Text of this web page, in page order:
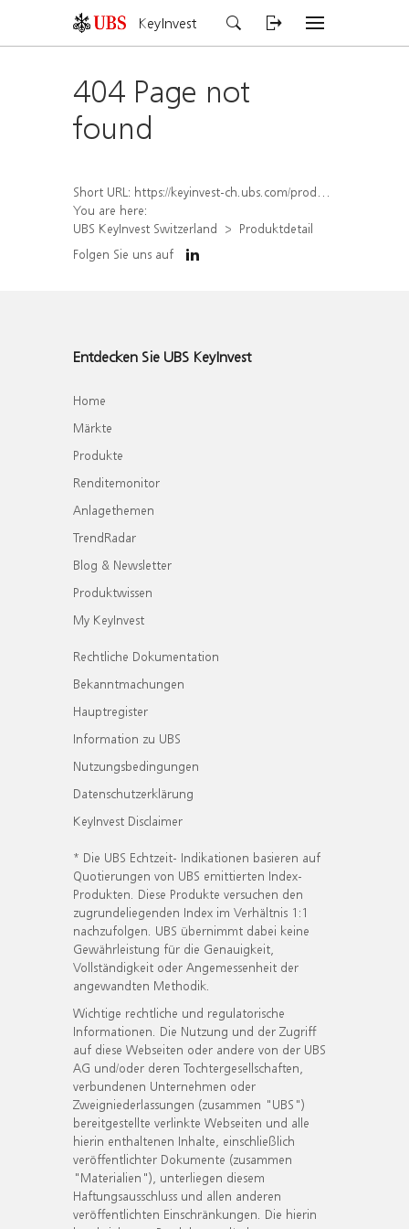
KeyInvest
404 Page not
found
Short URL: https://keyinvest-ch.ubs.com/produkt/detail/index/isin/CH1574370412
You are here:
UBS KeyInvest Switzerland
Produktdetail
Folgen Sie uns auf
Entdecken Sie UBS KeyInvest
Home
Märkte
Produkte
Renditemonitor
Anlagethemen
TrendRadar
Blog & Newsletter
Produktwissen
My KeyInvest
Rechtliche Dokumentation
Bekanntmachungen
Hauptregister
Information zu UBS
Nutzungsbedingungen
Datenschutzerklärung
KeyInvest Disclaimer
* Die UBS Echtzeit- Indikationen basieren auf
Quotierungen von UBS emittierten Index-
Produkten. Diese Produkte versuchen den
zugrundeliegenden Index im Verhältnis 1:1
nachzufolgen. UBS übernimmt dabei keine
Gewährleistung für die Genauigkeit,
Vollständigkeit oder Angemessenheit der
angewandten Methodik.
Wichtige rechtliche und regulatorische
Informationen. Die Nutzung und der Zugriff
auf diese Webseiten oder andere von der UBS
AG und/oder deren Tochtergesellschaften,
verbundenen Unternehmen oder
Zweigniederlassungen (zusammen "UBS")
bereitgestellte verlinkte Webseiten und alle
hierin enthaltenen Inhalte, einschließlich
veröffentlichter Dokumente (zusammen
"Materialien"), unterliegen diesem
Haftungsausschluss und allen anderen
veröffentlichten Einschränkungen. Die hierin